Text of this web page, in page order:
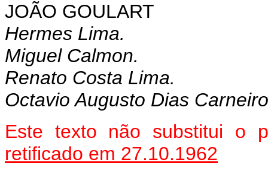
JOÃO GOULART
Hermes Lima.
Miguel Calmon.
Renato Costa Lima.
Octavio Augusto Dias
Este texto não substitui o
retificado em 27.10.1962